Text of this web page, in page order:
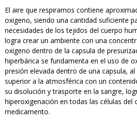
El aire que respiramos contiene
oxigeno, siendo una cantidad suficiente
necesidades de los tejidos del cuerpo
logra crear un ambiente con una
oxigeno dentro de la capsula de
hiperbárica se fundamenta en el uso de
presión elevada dentro de una capsula,
superior a la atmosférica con un
su disolución y trasporte en la sangre,
hiperoxigenación en todas las células
medicamento.